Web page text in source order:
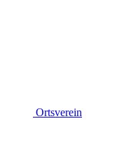
Ortsverein